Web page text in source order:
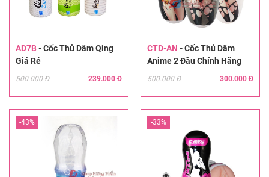
AD7B-Cốc Thủ Dâm Qing
Giá Rẻ
500.000 Đ 239.000 Đ
CTD-AN -Cốc Thủ Dâm
Anime 2 Đầu Chính Hãng
500.000 Đ 300.000 Đ
-43% -33%